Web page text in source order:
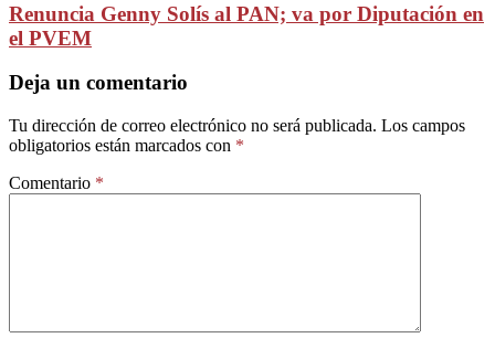
Renuncia Genny Solís al PAN; va por Diputación en
el PVEM
Deja un comentario
Tu dirección de correo electrónico no será publicada. Los campos
obligatorios están marcados con *
Comentario *